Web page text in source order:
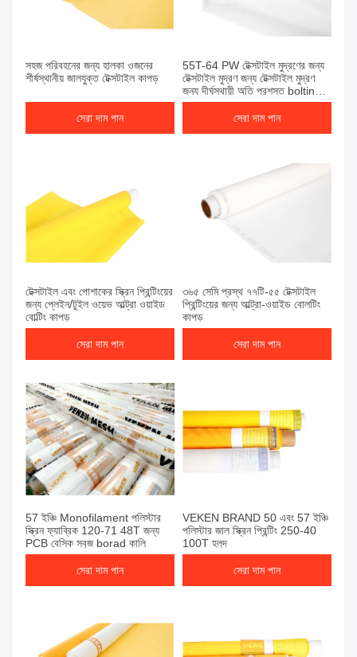
সহজ পরিবহনের জন্য হালকা ওজনের
শীর্ষস্থানীয় জালযুক্ত টেক্সটাইল কাপড়
সেরা দাম পান
55T-64 PW টেক্সটাইল মুদ্রণের জন্য
টেক্সটাইল মুদ্রণ জন্য টেক্সটাইল মুদ্রণ
জন্য দীর্ঘস্থায়ী অতি প্রশস্ত bolting
কাপড়
সেরা দাম পান
টেক্সটাইল এবং পোশাকের স্ক্রিন প্রিন্টিংয়ের
জন্য প্লেইন/টুইল ওয়েভ আল্ট্রা ওয়াইড
বোল্টিং কাপড়
সেরা দাম পান
৩৬৫ সেমি প্রস্থ ৭৭টি-৫৫ টেক্সটাইল
প্রিন্টিংয়ের জন্য আল্ট্রা-ওয়াইড বোলটিং
কাপড়
সেরা দাম পান
57 ইঞ্চি Monofilament পলিস্টার
স্ক্রিন ফ্যাব্রিক 120-71 48T জন্য
PCB বেসিক সবুজ borad কালি
সেরা দাম পান
VEKEN BRAND 50 এবং 57 ইঞ্চি
পলিস্টার জাল স্ক্রিন প্রিন্টিং 250-40
100T হলুদ
সেরা দাম পান